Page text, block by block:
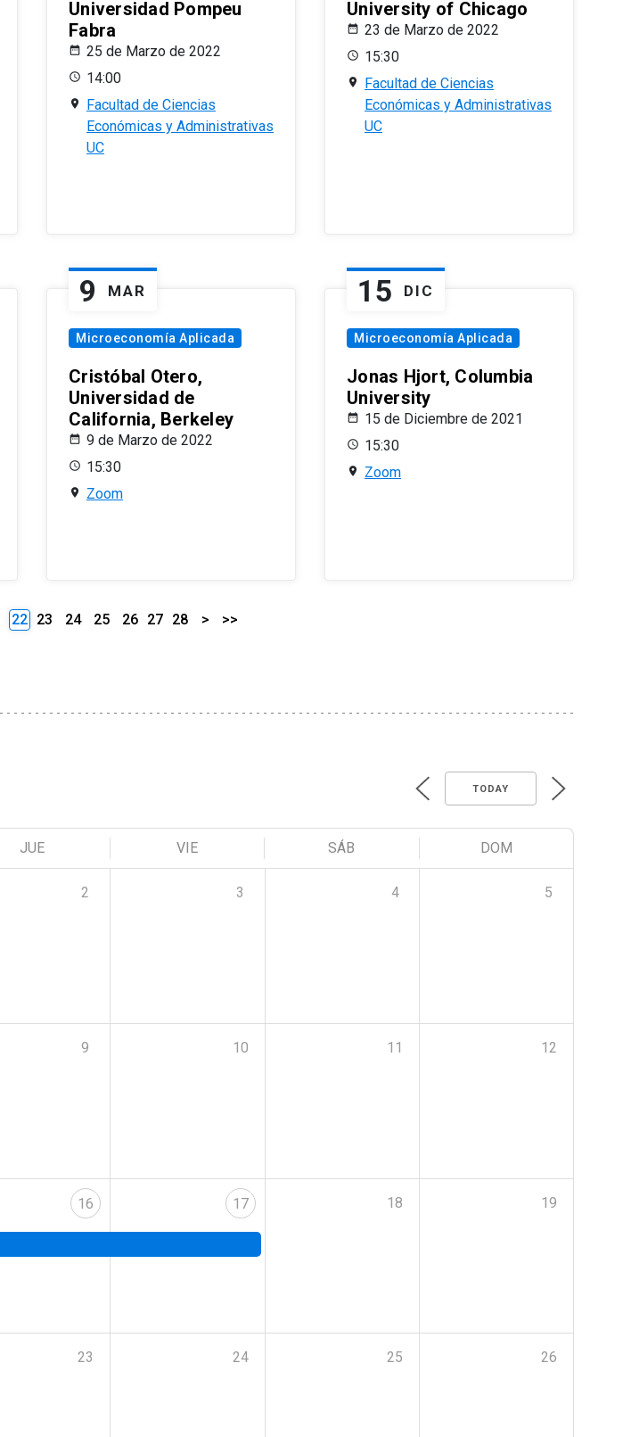
Universidad Pompeu
Fabra
25 de Marzo de 2022
14:00
Facultad de Ciencias
Económicas y Administrativas
UC
University of Chicago
23 de Marzo de 2022
15:30
Facultad de Ciencias
Económicas y Administrativas
UC
9 MAR
Microeconomía Aplicada
Cristóbal Otero,
Universidad de
California, Berkeley
9 de Marzo de 2022
15:30
Zoom
15 DIC
Microeconomía Aplicada
Jonas Hjort, Columbia
University
15 de Diciembre de 2021
15:30
Zoom
22 23 24 25 26 27 28 > >>
TODAY
JUE VIE SÁB DOM
2 3 4 5
9 10 11 12
16 17 18 19
23 24 25 26